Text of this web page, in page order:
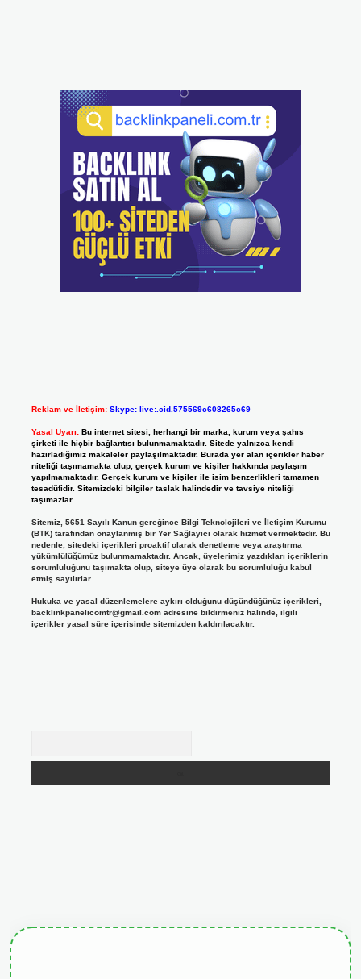
Reklam ve İletişim: Skype: live:.cid.575569c608265c69
Yasal Uyarı: Bu internet sitesi, herhangi bir marka, kurum veya şahıs
şirketi ile hiçbir bağlantısı bulunmamaktadır. Sitede yalnızca kendi
hazırladığımız makaleler paylaşılmaktadır. Burada yer alan içerikler haber
niteliği taşımamakta olup, gerçek kurum ve kişiler hakkında paylaşım
yapılmamaktadır. Gerçek kurum ve kişiler ile isim benzerlikleri tamamen
tesadüfidir. Sitemizdeki bilgiler taslak halindedir ve tavsiye niteliği
taşımazlar.
Sitemiz, 5651 Sayılı Kanun gereğince Bilgi Teknolojileri ve İletişim Kurumu
(BTK) tarafından onaylanmış bir Yer Sağlayıcı olarak hizmet vermektedir. Bu
nedenle, sitedeki içerikleri proaktif olarak denetleme veya araştırma
yükümlülüğümüz bulunmamaktadır. Ancak, üyelerimiz yazdıkları içeriklerin
sorumluluğunu taşımakta olup, siteye üye olarak bu sorumluluğu kabul
etmiş sayılırlar.
Hukuka ve yasal düzenlemelere aykırı olduğunu düşündüğünüz içerikleri,
backlinkpanelicomtr@gmail.comadresine bildirmeniz halinde, ilgili
içerikler yasal süre içerisinde sitemizden kaldırılacaktır.